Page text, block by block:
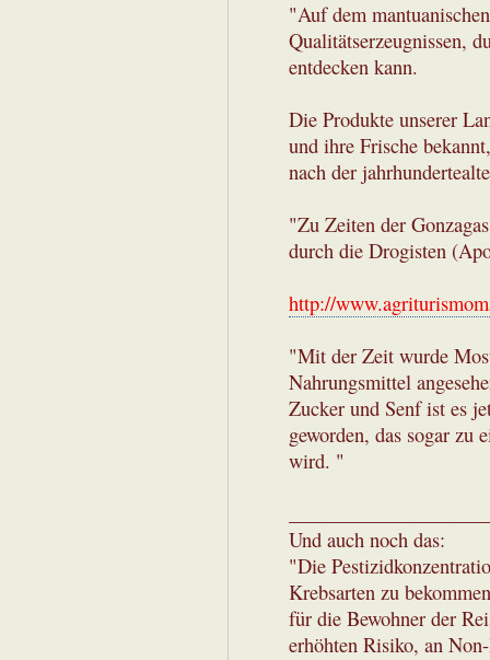
"Auf dem
Qualitätserzeugnissen,
entdecken kann.
Die Produkte unserer
und ihre Frische
nach der
"Zu Zeiten der
durch die Drogisten
http://
"Mit der Zeit wurde
Nahrungsmittel
Zucker und Senf ist es
geworden, das sogar
wird. "
Und auch noch das:
"Die
Krebsarten zu
für die Bewohner der
erhöhten Risiko, an